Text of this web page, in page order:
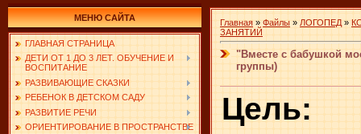
МЕНЮ САЙТА
ГЛАВНАЯ СТРАНИЦА
ДЕТИ ОТ 1 ДО 3 ЛЕТ. ОБУЧЕНИЕ И
ВОСПИТАНИЕ
РАЗВИВАЮЩИЕ СКАЗКИ
РЕБЕНОК В ДЕТСКОМ САДУ
РАЗВИТИЕ РЕЧИ
ОРИЕНТИРОВАНИЕ В ПРОСТРАНСТВЕ
Главная » Файлы » ЛОГОПЕД »
ЗАНЯТИЙ
"Вместе с бабушкой
группы)
Цель: